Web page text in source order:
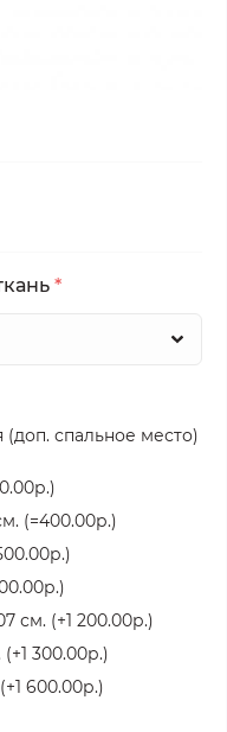
*
спальное место)
(=400.00р.)
см. (+1 200.00р.)
300.00р.)
600.00р.)